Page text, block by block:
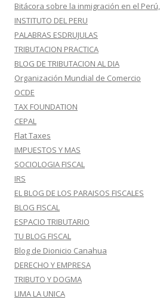
Bitácora sobre la inmigración en el Perú,
INSTITUTO DEL PERU
PALABRAS ESDRUJULAS
TRIBUTACION PRACTICA
BLOG DE TRIBUTACION AL DIA
Organización Mundial de Comercio
OCDE
TAX FOUNDATION
CEPAL
Flat Taxes
IMPUESTOS Y MAS
SOCIOLOGIA FISCAL
IRS
EL BLOG DE LOS PARAISOS FISCALES
BLOG FISCAL
ESPACIO TRIBUTARIO
TU BLOG FISCAL
Blog de Dionicio Canahua
DERECHO Y EMPRESA
TRIBUTO Y DOGMA
LIMA LA UNICA